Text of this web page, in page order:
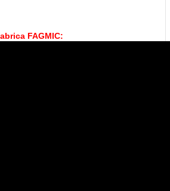
FAGMIC: